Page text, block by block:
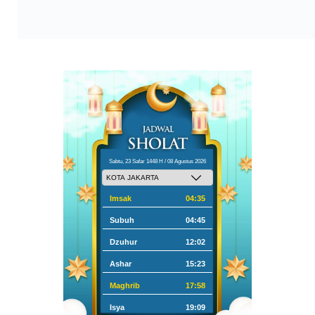
Sabtu, 23 Safar 1448 H / 08 Agustus 2026
Imsak 04:35
Subuh 04:45
Dzuhur 12:02
Ashar 15:23
Maghrib 17:58
Isya 19:09